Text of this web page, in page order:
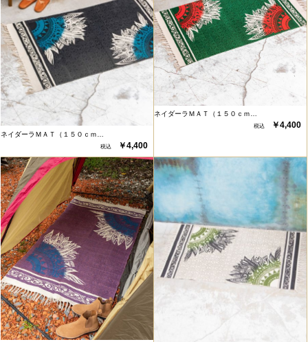
ネイダーラＭＡＴ（１５０ｃｍ…
￥4,400
ネイダーラＭＡＴ（１５０ｃｍ…
￥4,400